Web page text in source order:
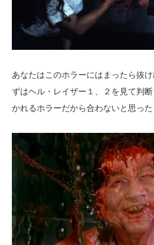
あなたはこのホラーにはまったら抜
ずはヘル・レイザー１、２を見て判
かれるホラーだから合わないと思った